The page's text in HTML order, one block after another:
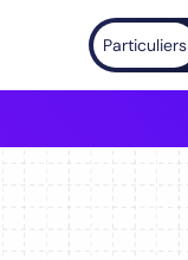
Particuliers